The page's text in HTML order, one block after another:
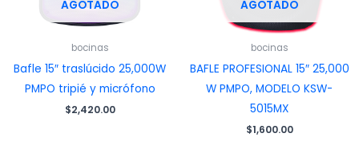
AGOTADO
bocinas
Bafle 15″ traslúcido 25,000W
PMPO tripié y micrófono
$2,420.00
AGOTADO
bocinas
BAFLE PROFESIONAL 15″ 25,000
W PMPO, MODELO KSW-
5015MX
$1,600.00